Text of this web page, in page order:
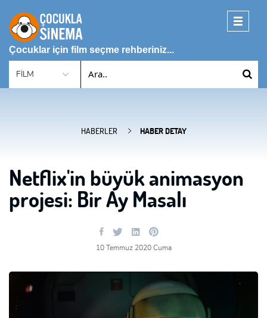
Toggle
Çocuklar için film seçme rehberiniz...
HABERLER HABER DETAY
Netflix'in büyük animasyon
projesi: Bir Ay Masalı
10 Temmuz 2020 Cuma